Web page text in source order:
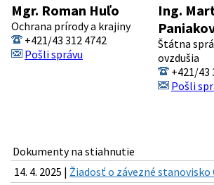
Mgr. Roman Huľo
Ochrana prírody a krajiny
+421/43 312 4742
Pošli správu
Ing.
Štátna
ovzdušia
+421/43
Pošli
Dokumenty na stiahnutie
14. 4. 2025 | Žiadosť o závezné stanovisko